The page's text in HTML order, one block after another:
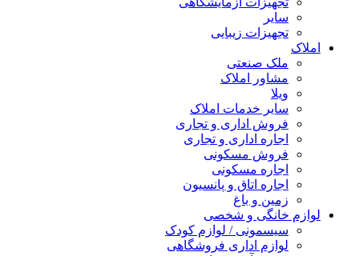
سایر
تجهیزات زیبایی
املاک
ملک صنعتی
مشاور املاک
ویلا
سایر خدمات املاک
فروش اداری و تجاری
اجاره اداری و تجاری
فروش مسکونی
اجاره مسکونی
اجاره اتاق و پانسیون
زمین و باغ
لوازم خانگی و شخصی
سیسمونی / لوازم کودک
لوازم اداری فروشگاهی